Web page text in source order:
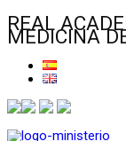
REAL
MEDICINA